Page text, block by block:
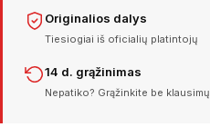
Originalios dalys
Tiesiogiai iš oficialių platintojų
14 d. grąžinimas
Nepatiko? Grąžinkite be klausimų